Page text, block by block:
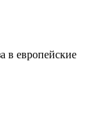
в европейские